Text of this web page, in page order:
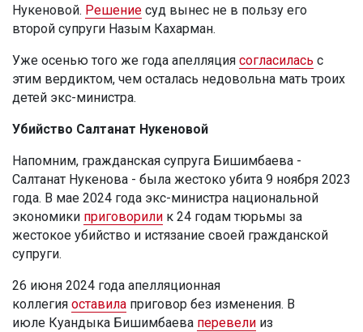
Нукеновой. Решение суд вынес не в пользу его
второй супруги Назым Кахарман.
Уже осенью того же года апелляция согласилась с
этим вердиктом, чем осталась недовольна мать троих
детей экс-министра.
Убийство Салтанат Нукеновой
Напомним, гражданская супруга Бишимбаева -
Салтанат Нукенова - была жестоко убита 9 ноября 2023
года. В мае 2024 года экс-министра национальной
экономики приговорили к 24 годам тюрьмы за
жестокое убийство и истязание своей гражданской
супруги.
26 июня 2024 года апелляционная
коллегия оставила приговор без изменения. В
июле Куандыка Бишимбаева перевели из